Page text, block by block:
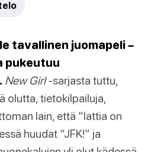
tavallinen juomapeli –
pukeutuu
New Girl-sarjasta tuttu,
olutta, tietokilpailuja,
lain, että “lattia on
huudat “JFK!” ja